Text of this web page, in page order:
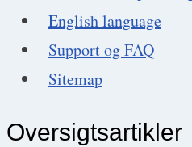
English language
Support og FAQ
Sitemap
Oversigtsartikler